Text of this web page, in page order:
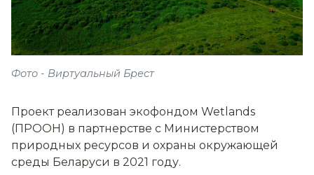
Фото - Виртуальный Брест
Проект реализован экофондом Wetlands
(ПРООН) в партнерстве с Министерством
природных ресурсов и охраны окружающей
среды Беларуси в 2021 году.